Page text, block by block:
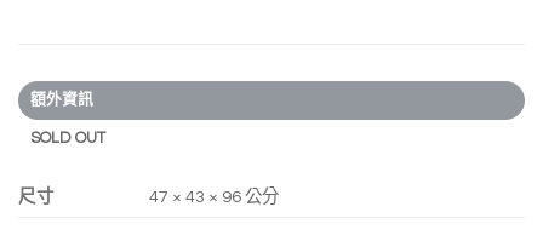
額外資訊
SOLD OUT
尺寸 47 × 43 × 96 公分